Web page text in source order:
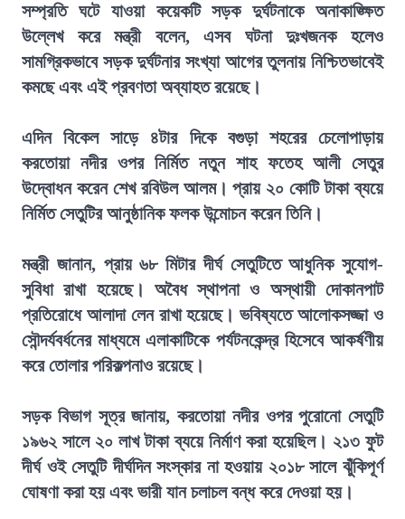
সম্প্রতি ঘটে যাওয়া কয়েকটি সড়ক দুর্ঘটনাকে অনাকাঙ্ক্ষিত
উল্লেখ করে মন্ত্রী বলেন, এসব ঘটনা দুঃখজনক হলেও
সামগ্রিকভাবে সড়ক দুর্ঘটনার সংখ্যা আগের তুলনায় নিশ্চিতভাবেই
কমছে এবং এই প্রবণতা অব্যাহত রয়েছে।
এদিন বিকেল সাড়ে ৪টার দিকে বগুড়া শহরের চেলোপাড়ায়
করতোয়া নদীর ওপর নির্মিত নতুন শাহ ফতেহ আলী সেতুর
উদ্বোধন করেন শেখ রবিউল আলম। প্রায় ২০ কোটি টাকা ব্যয়ে
নির্মিত সেতুটির আনুষ্ঠানিক ফলক উন্মোচন করেন তিনি।
মন্ত্রী জানান, প্রায় ৬৮ মিটার দীর্ঘ সেতুটিতে আধুনিক সুযোগ-
সুবিধা রাখা হয়েছে। অবৈধ স্থাপনা ও অস্থায়ী দোকানপাট
প্রতিরোধে আলাদা লেন রাখা হয়েছে। ভবিষ্যতে আলোকসজ্জা ও
সৌন্দর্যবর্ধনের মাধ্যমে এলাকাটিকে পর্যটনকেন্দ্র হিসেবে আকর্ষণীয়
করে তোলার পরিকল্পনাও রয়েছে।
সড়ক বিভাগ সূত্র জানায়, করতোয়া নদীর ওপর পুরোনো সেতুটি
১৯৬২ সালে ২০ লাখ টাকা ব্যয়ে নির্মাণ করা হয়েছিল। ২১৩ ফুট
দীর্ঘ ওই সেতুটি দীর্ঘদিন সংস্কার না হওয়ায় ২০১৮ সালে ঝুঁকিপূর্ণ
ঘোষণা করা হয় এবং ভারী যান চলাচল বন্ধ করে দেওয়া হয়।